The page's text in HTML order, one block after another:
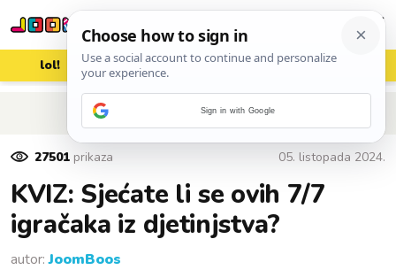
lol! aww vrh! woot?!
POVRATAK NA ČLANAK
27501 prikaza 05. listopada 2024.
KVIZ: Sjećate li se ovih 7/7
igračaka iz djetinjstva?
autor:JoomBoos
Sign in with Google